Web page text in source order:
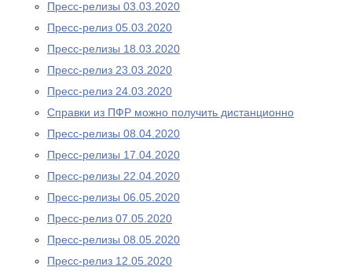
Пресс-релизы 03.03.2020
Пресс-релиз 05.03.2020
Пресс-релизы 18.03.2020
Пресс-релиз 23.03.2020
Пресс-релиз 24.03.2020
Справки из ПФР можно получить дистанционно
Пресс-релизы 08.04.2020
Пресс-релизы 17.04.2020
Пресс-релизы 22.04.2020
Пресс-релизы 06.05.2020
Пресс-релиз 07.05.2020
Пресс-релизы 08.05.2020
Пресс-релиз 12.05.2020